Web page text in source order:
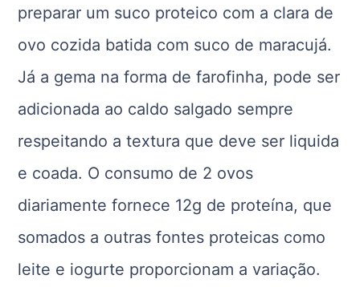
preparar um suco proteico com a clara de
ovo cozida batida com suco de maracujá.
Já a gema na forma de farofinha, pode ser
adicionada ao caldo salgado sempre
respeitando a textura que deve ser liquida
e coada. O consumo de 2 ovos
diariamente fornece 12g de proteína, que
somados a outras fontes proteicas como
leite e iogurte proporcionam a variação.